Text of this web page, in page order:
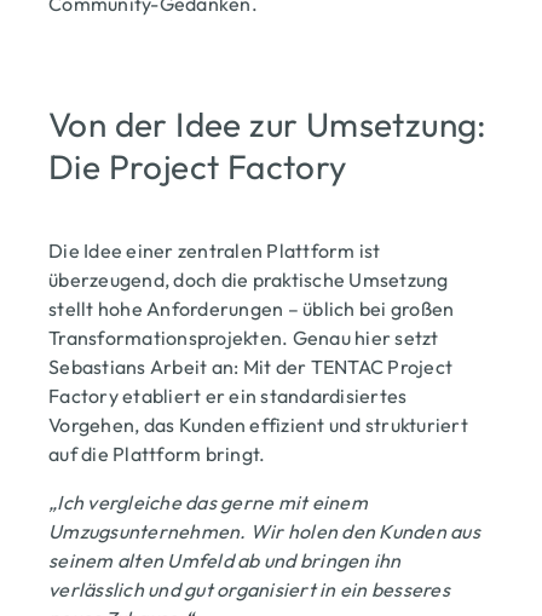
Von der Idee zur Umsetzung:
Die Project Factory
Die Idee einer zentralen Plattform ist
überzeugend, doch die praktische Umsetzung
stellt hohe Anforderungen – üblich bei großen
Transformationsprojekten. Genau hier setzt
Sebastians Arbeit an: Mit der TENTAC Project
Factory etabliert er ein standardisiertes
Vorgehen, das Kunden effizient und strukturiert
auf die Plattform bringt.
„Ich vergleiche das gerne mit einem
Umzugsunternehmen. Wir holen den Kunden aus
seinem alten Umfeld ab und bringen ihn
verlässlich und gut organisiert in ein besseres